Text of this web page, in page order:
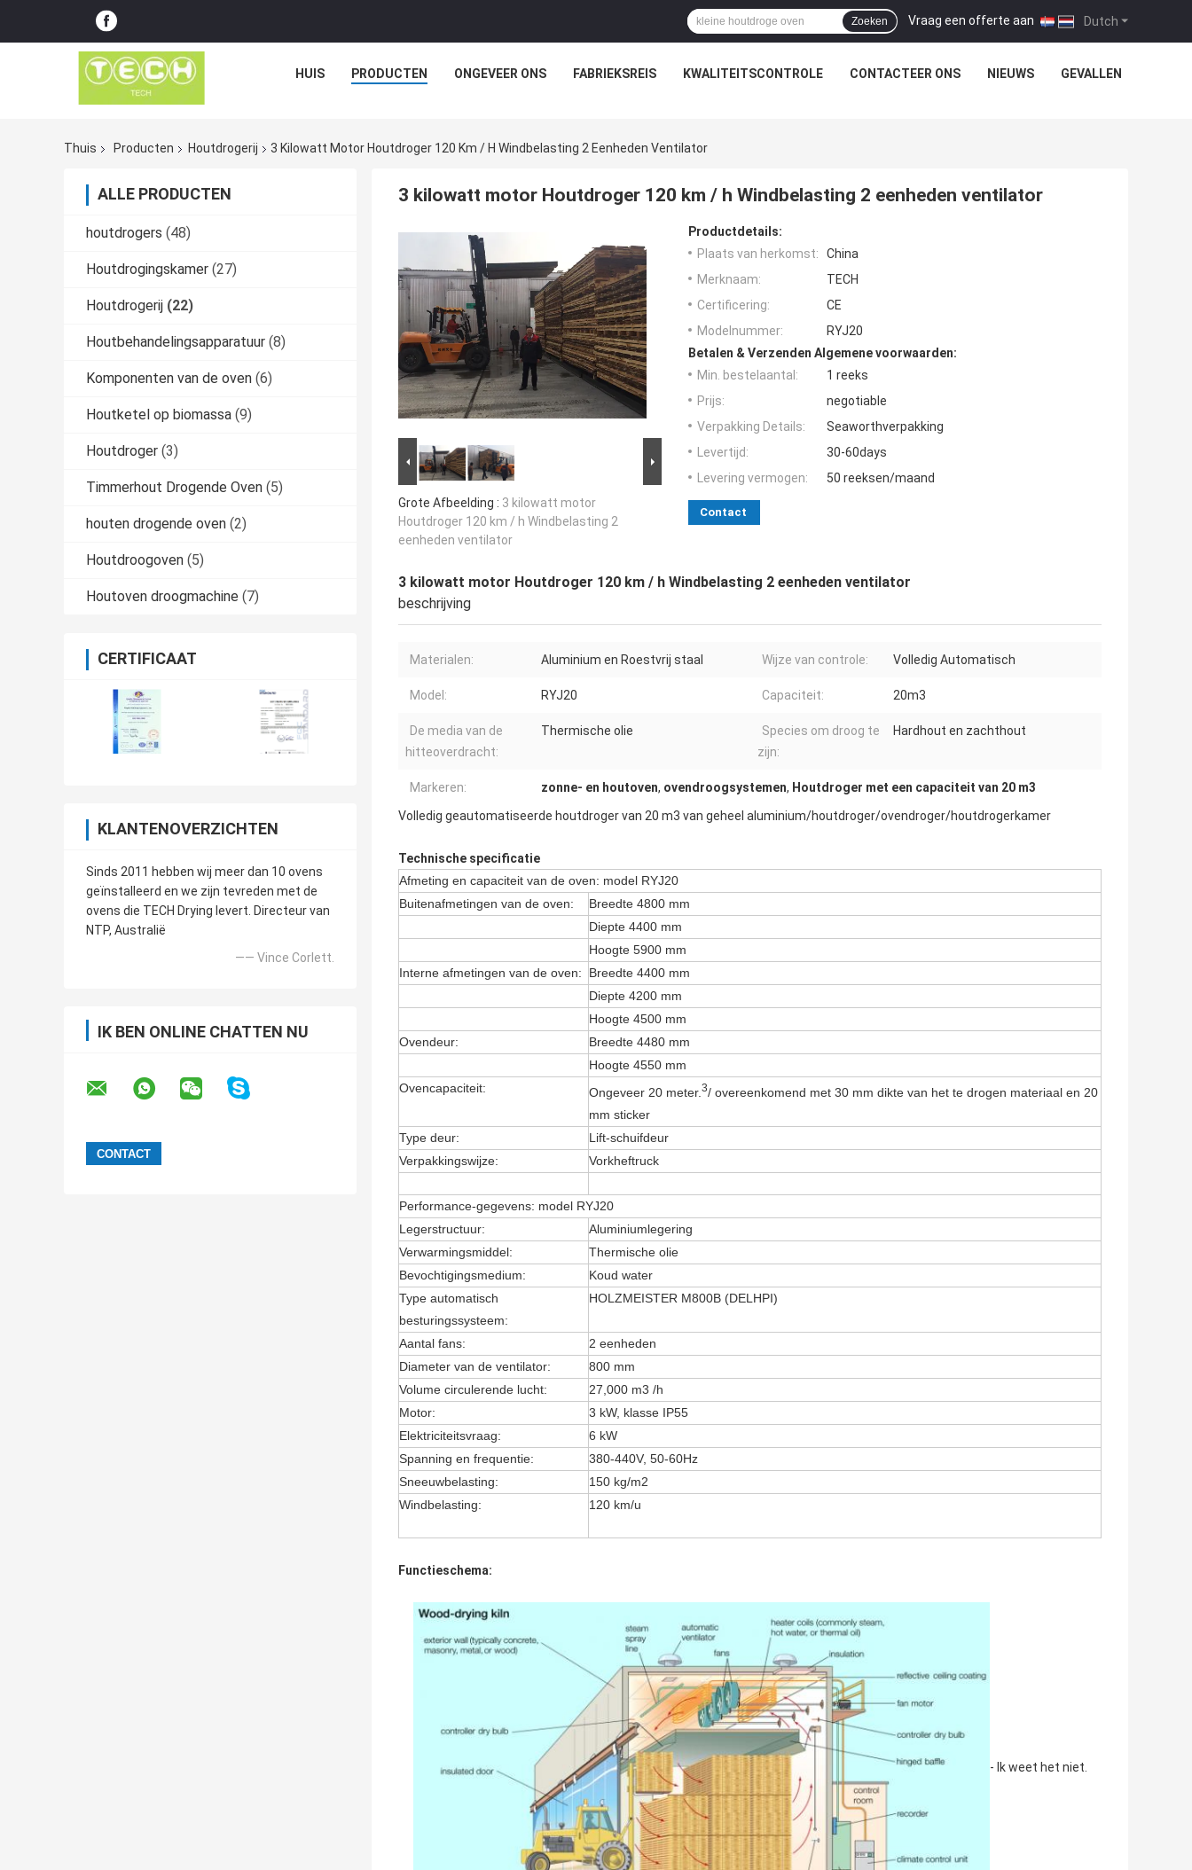
Dutch
Vraag een offerte aan |
Zoeken
HUIS PRODUCTEN ONGEVEER ONS FABRIEKSREIS KWALITEITSCONTROLE CONTACTEER ONS NIEUWS GEVALLEN
Thuis Producten Houtdrogerij 3 Kilowatt Motor Houtdroger 120 Km / H Windbelasting 2 Eenheden Ventilator
ALLE PRODUCTEN
houtdrogers (48)
Houtdrogingskamer (27)
Houtdrogerij (22)
Houtbehandelingsapparatuur (8)
Komponenten van de oven (6)
Houtketel op biomassa (9)
Houtdroger (3)
Timmerhout Drogende Oven (5)
houten drogende oven (2)
Houtdroogoven (5)
Houtoven droogmachine (7)
CERTIFICAAT
KLANTENOVERZICHTEN
Sinds 2011 hebben wij meer dan 10 ovens
geïnstalleerd en we zijn tevreden met de
ovens die TECH Drying levert. Directeur van
NTP, Australië
—— Vince Corlett.
IK BEN ONLINE CHATTEN NU
3 kilowatt motor Houtdroger 120 km / h Windbelasting 2 eenheden ventilator
Grote Afbeelding : 3 kilowatt motor
Houtdroger 120 km / h Windbelasting 2
eenheden ventilator
Productdetails:
Plaats van herkomst:
China
Merknaam:
TECH
Certificering:
CE
Modelnummer:
RYJ20
Betalen & Verzenden Algemene voorwaarden:
Min. bestelaantal:
1 reeks
Prijs:
negotiable
Verpakking Details:
Seaworthverpakking
Levertijd:
30-60days
Levering vermogen:
50 reeksen/maand
Contact
3 kilowatt motor Houtdroger 120 km / h Windbelasting 2 eenheden ventilator
beschrijving
Materialen: Aluminium en Roestvrij staal Wijze van controle: Volledig Automatisch
Model: RYJ20 Capaciteit: 20m3
De media van de
hitteoverdracht:
Thermische olie
Species om droog te
zijn:
Hardhout en zachthout
Markeren: zonne- en houtoven, ovendroogsystemen, Houtdroger met een capaciteit van 20 m3
Volledig geautomatiseerde houtdroger van 20 m3 van geheel aluminium/houtdroger/ovendroger/houtdrogerkamer
Technische specificatie
Afmeting en capaciteit van de oven: model RYJ20
Buitenafmetingen van de oven:
Breedte 4800 mm
Diepte 4400 mm
Hoogte 5900 mm
Interne afmetingen van de oven:
Breedte 4400 mm
Diepte 4200 mm
Hoogte 4500 mm
Ovendeur:
Breedte 4480 mm
Hoogte 4550 mm
Ovencapaciteit:
Ongeveer 20 meter. 3/ overeenkomend met 30 mm dikte van het te drogen materiaal en 20
mm sticker
Type deur:
Lift-schuifdeur
Verpakkingswijze:
Vorkheftruck
Performance-gegevens: model RYJ20
Legerstructuur:
Aluminiumlegering
Verwarmingsmiddel:
Thermische olie
Bevochtigingsmedium:
Koud water
Type automatisch
besturingssysteem:
HOLZMEISTER M800B (DELHPI)
Aantal fans:
2 eenheden
Diameter van de ventilator:
800 mm
Volume circulerende lucht:
27,000 m3 /h
Motor:
3 kW, klasse IP55
Elektriciteitsvraag:
6 kW
Spanning en frequentie:
380-440V, 50-60Hz
Sneeuwbelasting:
150 kg/m2
Windbelasting:
120 km/u
Functieschema:
- Ik weet het niet.